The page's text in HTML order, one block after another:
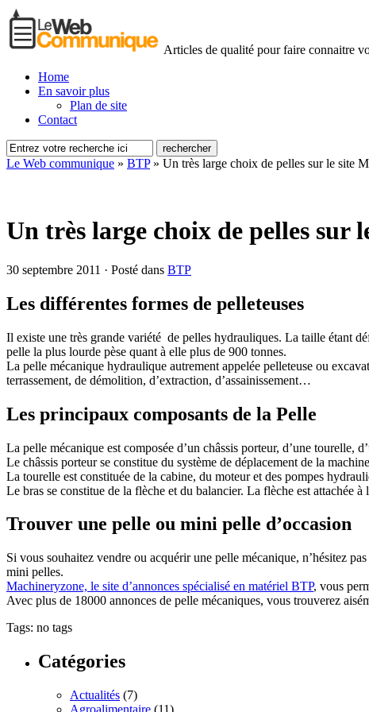
Articles de qualité pour faire connaitre
Home
En savoir plus
Plan de site
Contact
Le Web communique » BTP» Un très large choix de pelles sur le site
Un très large choix de pelles sur
30 septembre 2011 · Posté dans BTP
Les différentes formes de pelleteuses
Il existe une très grande variété de pelles hydrauliques. La taille étant
pelle la plus lourde pèse quant à elle plus de 900 tonnes.
La pelle mécanique hydraulique autrement appelée pelleteuse ou
terrassement, de démolition, d’extraction, d’assainissement…
Les principaux composants de la Pelle
La pelle mécanique est composée d’un châssis porteur, d’une tourelle,
Le châssis porteur se constitue du système de déplacement de la
La tourelle est constituée de la cabine, du moteur et des pompes
Le bras se constitue de la flèche et du balancier. La flèche est attachée
Trouver une pelle ou mini pelle d’occasion
Si vous souhaitez vendre ou acquérir une pelle mécanique, n’hésitez
mini pelles.
Machineryzone, le site d’annonces spécialisé en matériel BTP, vous
Avec plus de 18000 annonces de pelle mécaniques, vous trouverez
Tags: no tags
Catégories
Actualités (7)